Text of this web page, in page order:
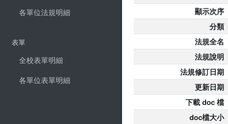
各單位法規明細
表單
全校表單明細
各單位表單明細
顯示次序
分類
法規全名
法規說明
法規修訂日期
更新日期
下載 doc 檔
doc檔大小